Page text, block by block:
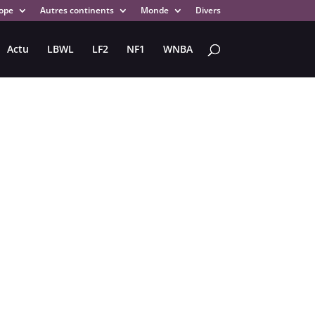
Autres continents Monde Divers
Actu LBWL LF2 NF1 WNBA